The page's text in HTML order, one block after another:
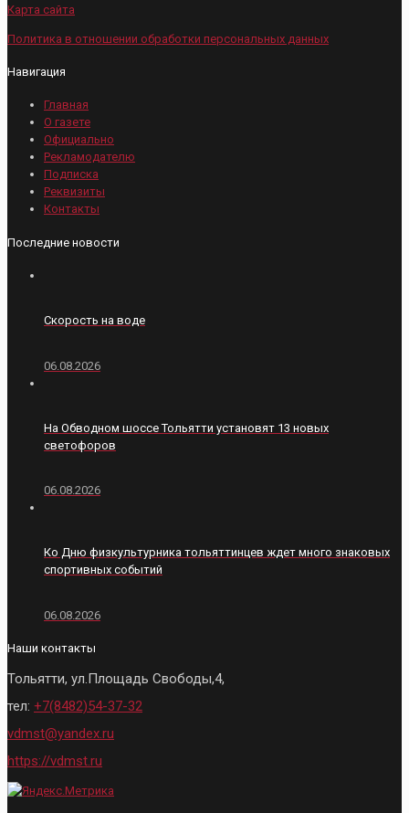
Карта сайта
Политика в отношении обработки персональных данных
Навигация
Главная
О газете
Официально
Рекламодателю
Подписка
Реквизиты
Контакты
Последние новости
Скорость на воде
06.08.2026
На Обводном шоссе Тольятти установят 13 новых
светофоров
06.08.2026
Ко Дню физкультурника тольяттинцев ждет много знаковых
спортивных событий
06.08.2026
Наши контакты
Тольятти, ул.Площадь Свободы,4,
тел: +7(8482)54-37-32
vdmst@yandex.ru
https://vdmst.ru